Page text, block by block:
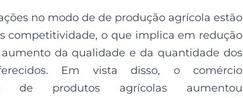
no modo de de produção agrícola estão
competitividade, o que implica em redução
da qualidade e da quantidade dos
Em vista disso, o comércio
de produtos agrícolas aumentou